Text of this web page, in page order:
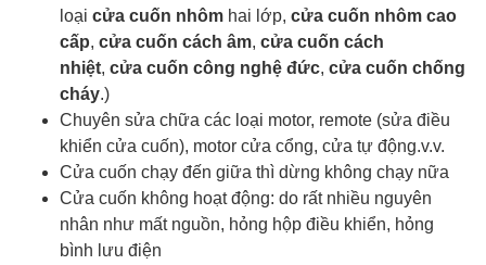
loại cửa cuốn nhôm hai lớp, cửa cuốn nhôm cao
cấp, cửa cuốn cách âm, cửa cuốn cách
nhiệt, cửa cuốn công nghệ đức, cửa cuốn chống
cháy.)
Chuyên sửa chữa các loại motor, remote (sửa điều
khiển cửa cuốn), motor cửa cổng, cửa tự động.v.v.
Cửa cuốn chạy đến giữa thì dừng không chạy nữa
Cửa cuốn không hoạt động: do rất nhiều nguyên
nhân như mất nguồn, hỏng hộp điều khiển, hỏng
bình lưu điện